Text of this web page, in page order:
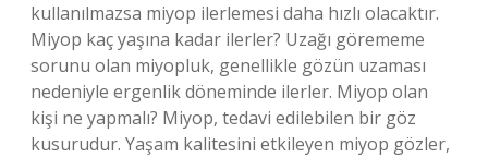
kullanılmazsa miyop ilerlemesi daha hızlı olacaktır.
Miyop kaç yaşına kadar ilerler? Uzağı görememe
sorunu olan miyopluk, genellikle gözün uzaması
nedeniyle ergenlik döneminde ilerler. Miyop olan
kişi ne yapmalı? Miyop, tedavi edilebilen bir göz
kusurudur. Yaşam kalitesini etkileyen miyop gözler,